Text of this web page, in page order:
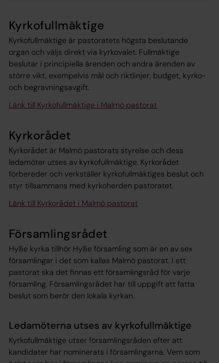
Kyrkofullmäktige
Kyrkofullmäktige är pastoratets högsta beslutande
organ och väljs direkt via kyrkovalet. Fullmäktige
beslutar i principiella ärenden och andra ärenden av
större vikt, exempelvis mål och riktlinjer, budget, kyrko-
och begravningsavgift.
Länk till Kyrkofullmäktige i Malmö pastorat
Kyrkorådet
Kyrkorådet är Malmö pastorats styrelse och dess
ledamöter utses av kyrkofullmäktige. Kyrkorådet
förbereder och verkställer kyrkofullmäktiges beslut och
styr tillsammans med kyrkoherden pastoratet.
Länk till Kyrkorådet i Malmö pastorat
Församlingsrådet
Hyllie kyrka tillhör Hyllie församling som är en av sex
församlingar i det som kallas Malmö pastorat. I ett
pastorat ska det finnas ett församlingsråd för varje
församling. Församlingsrådet har till uppgift att fatta
beslut som berör den lokala kyrkan.
Ledamöterna utses av kyrkofullmäktige
Kyrkofullmäktige utser församlingsråden efter att
kandidater har nominerats i församlingarna. Vem som